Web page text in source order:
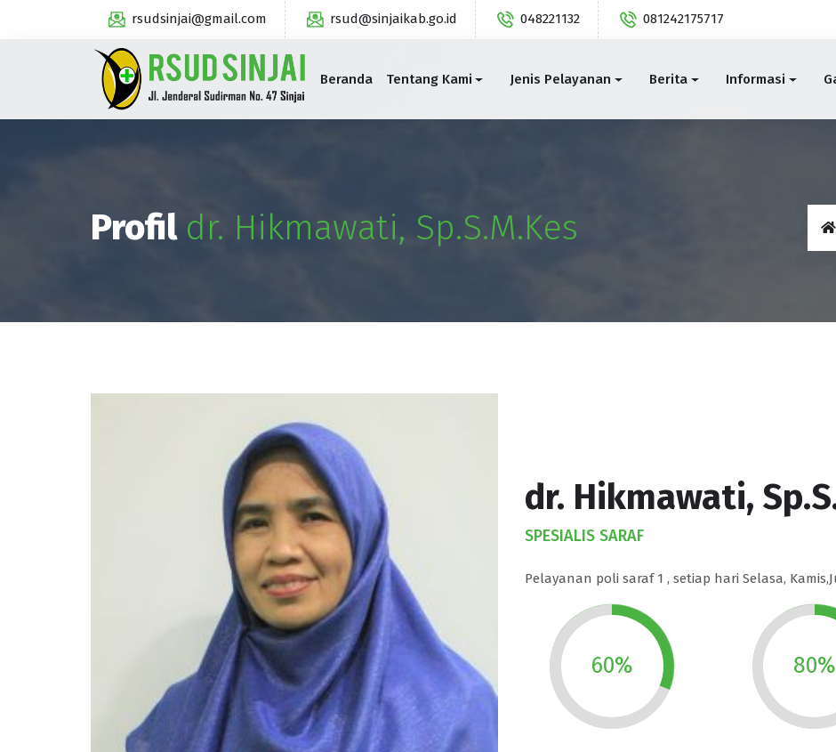
rsudsinjai@gmail.com rsud@sinjaikab.go.id 048221132 081242175717
Beranda Tentang Kami Jenis Pelayanan Berita Informasi
Profil dr. Hikmawati, Sp.S.M.Kes
dr. Hikmawati,
SPESIALIS SARAF
Pelayanan poli saraf 1 , setiap hari Selasa,
60% 80%